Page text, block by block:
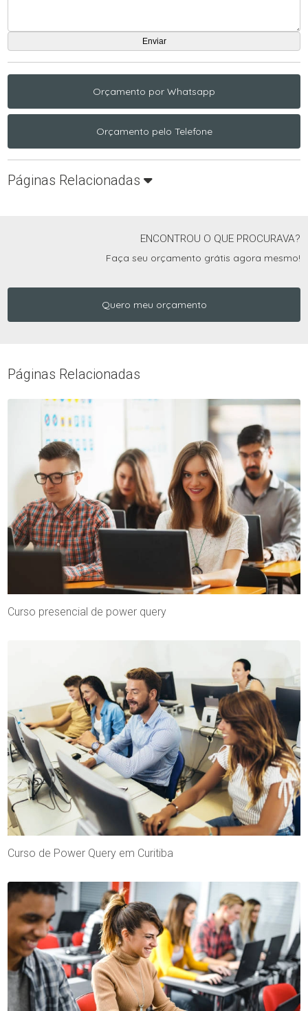
Orçamento por Whatsapp
Orçamento pelo Telefone
Páginas Relacionadas
ENCONTROU O QUE PROCURAVA?
Faça seu orçamento grátis agora mesmo!
Quero meu orçamento
Páginas Relacionadas
Curso presencial de power query
Curso de Power Query em Curitiba